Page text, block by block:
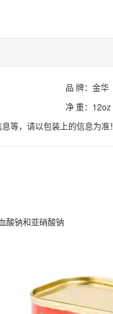
品 牌：金华
净 重：12oz
等，请以包装上的信息为准！
酸钠和亚硝酸钠